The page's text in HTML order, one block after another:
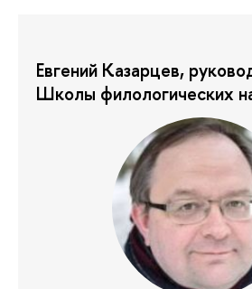
Евгений Казарцев,
Школы филологических